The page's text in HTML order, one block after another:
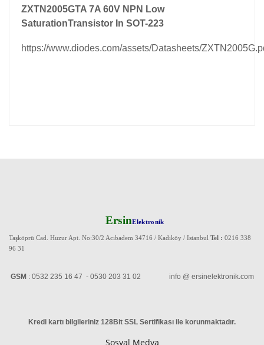
ZXTN2005GTA 7A 60V NPN Low
SaturationTransistor In SOT-223
https://www.diodes.com/assets/Datasheets/
ErsinElektronik
Taşköprü Cad. Huzur Apt. No:30/2 Acıbadem 34716 / Kadıköy / Istanbul Tel : 0216 338
96 31
GSM : 0532 235 16 47 - 0530 203 31 02 info @ ersinelektronik.com
Kredi kartı bilgileriniz 128Bit SSL Sertifikası ile korunmaktadır.
Sosyal Medya